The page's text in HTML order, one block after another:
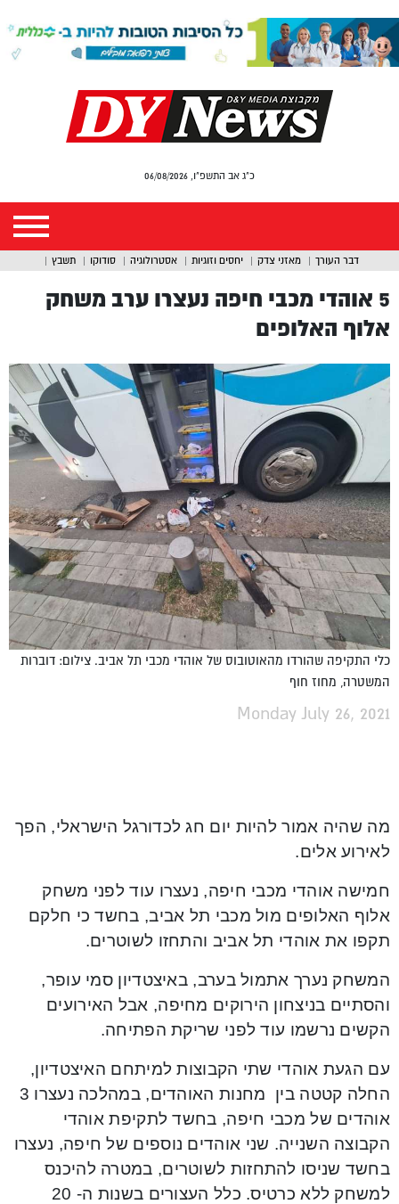
כ"ג אב התשפ"ו, 06/08/2026
דבר העורך מאזני צדק יחסים וזוגיות אסטרולוגיה סודוקו תשבץ
5 אוהדי מכבי חיפה נעצרו ערב משחק
אלוף האלופים
כלי התקיפה שהורדו מהאוטובוס של אוהדי מכבי תל אביב. צילום: דוברות
המשטרה, מחוז חוף
Monday July 26, 2021
מה שהיה אמור להיות יום חג לכדורגל הישראלי, הפך
לאירוע אלים.
חמישה אוהדי מכבי חיפה, נעצרו עוד לפני משחק
אלוף האלופים מול מכבי תל אביב, בחשד כי חלקם
תקפו את אוהדי תל אביב והתחזו לשוטרים.
המשחק נערך אתמול בערב, באיצטדיון סמי עופר,
והסתיים בניצחון הירוקים מחיפה, אבל האירועים
הקשים נרשמו עוד לפני שריקת הפתיחה.
עם הגעת אוהדי שתי הקבוצות למיתחם האיצטדיון,
החלה קטטה בין מחנות האוהדים, במהלכה נעצרו 3
אוהדים של מכבי חיפה, בחשד לתקיפת אוהדי
הקבוצה השנייה. שני אוהדים נוספים של חיפה, נעצרו
בחשד שניסו להתחזות לשוטרים, במטרה להיכנס
למשחק ללא כרטיס. כלל העצורים בשנות ה- 20